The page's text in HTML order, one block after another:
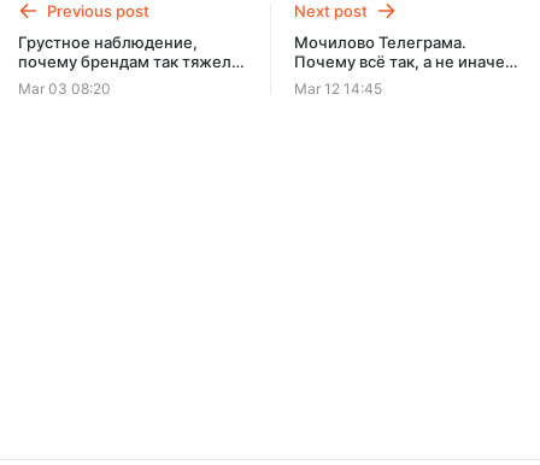
Previous post
Грустное наблюдение,
почему брендам так тяжело
делать медиа (и в целом
что-то интересное)
Mar 03 08:20
Next post
Мочилово Телеграма.
Почему всё так, а не иначе:
успокаивающий разговор
Mar 12 14:45